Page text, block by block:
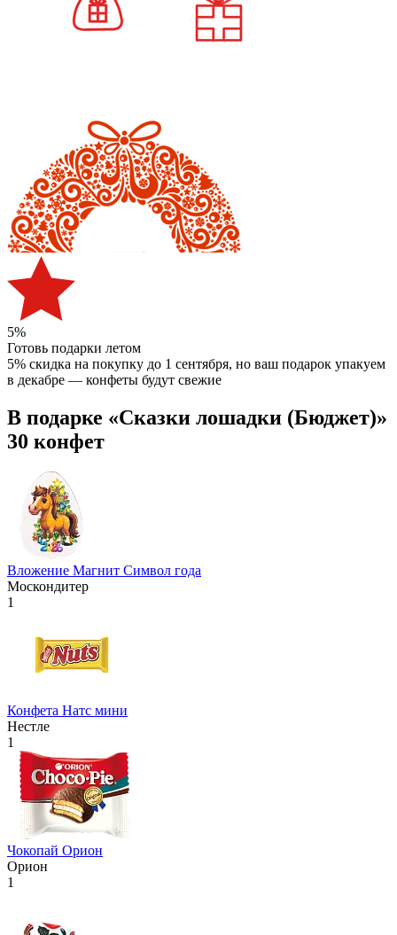
5%
Готовь подарки летом
5% скидка на покупку до 1 сентября, но ваш подарок упакуем
в декабре — конфеты будут свежие
В подарке «Сказки лошадки (Бюджет)»
30 конфет
Вложение Магнит Символ года
Москондитер
1
Конфета Натс мини
Нестле
1
Чокопай Орион
Орион
1